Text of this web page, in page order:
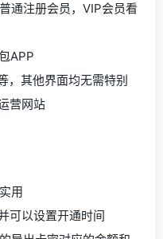
通注册会员，VIP会员看
APP
，其他界面均无需特别
营网站
用
可以设置开通时间